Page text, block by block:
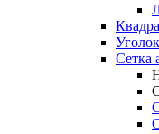
Сетка